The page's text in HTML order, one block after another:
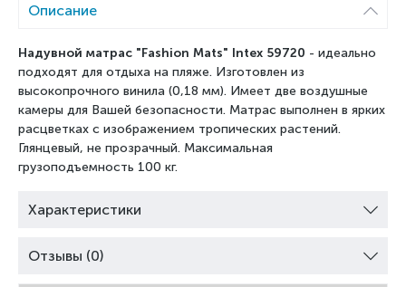
Описание
Надувной матрас "Fashion Mats" Intex 59720 - идеально
подходят для отдыха на пляже. Изготовлен из
высокопрочного винила (0,18 мм). Имеет две воздушные
камеры для Вашей безопасности. Матрас выполнен в ярких
расцветках с изображением тропических растений.
Глянцевый, не прозрачный. Максимальная
грузоподъемность 100 кг.
Характеристики
Отзывы (0)